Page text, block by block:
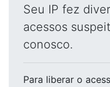
Seu IP fez
acessos
conosco.
Para liberar o